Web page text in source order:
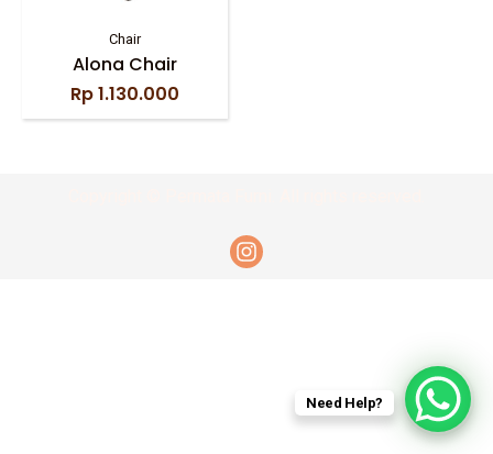
Chair
Alona Chair
Rp1.130.000
Need Help?